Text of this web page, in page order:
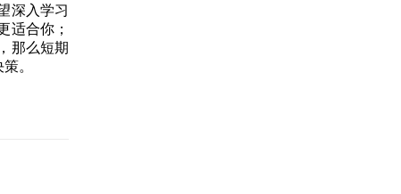
深入学习
适合你；
那么短期
。